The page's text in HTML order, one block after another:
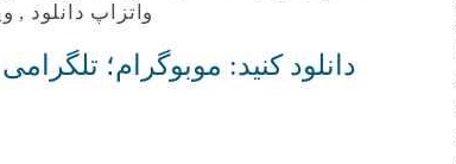
واتزاپ دانلود ,
دانلود کنید: موبوگرام؛